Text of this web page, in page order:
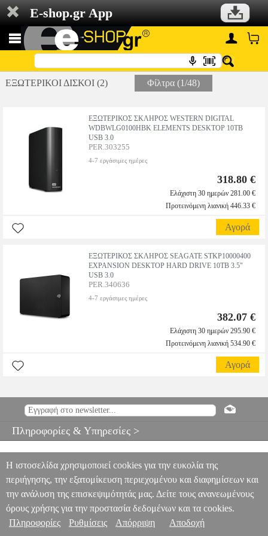
E-shop.gr App
ΕΞΩΤΕΡΙΚΟΙ ΔΙΣΚΟΙ (2) Φίλτρα (1/48)
ΕΞΩΤΕΡΙΚΟΣ ΣΚΛΗΡΟΣ WESTERN DIGITAL
WDBWLG0100HBK ELEMENTS DESKTOP 10TB
USB 3.0
PER.303255
4-7 εργάσιμες ημέρες
318.80 €
Ελάχιστη 30 ημερών 281.00 €
Προτεινόμενη λιανική 446.33 €
Αγορά
ΕΞΩΤΕΡΙΚΟΣ ΣΚΛΗΡΟΣ SEAGATE STKP10000400
EXPANSION DESKTOP HARD DRIVE 10TB 3.5"
USB 3.0
PER.340636
4-7 εργάσιμες ημέρες
382.07 €
Ελάχιστη 30 ημερών 295.90 €
Προτεινόμενη λιανική 534.90 €
Αγορά
Πληροφορίες & Υπηρεσίες >
Η ιστοσελίδα χρησιμοποιεί cookies για την ευκολία της
περιήγησης, την εξατομίκευση περιεχομένου και διαφημίσεων και
την ανάλυση της επισκεψιμότητάς μας. Δείτε τους ανανεωμένους
όρους χρήσης για την προστασία δεδομένων και τα cookies.
Πληροφορίες
Ρυθμίσεις Απόρριψη Αποδοχή